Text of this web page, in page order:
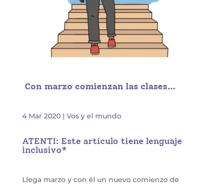
Con marzo comienzan las clases…
4 Mar 2020| Vos y el mundo
ATENTI: Este artículo tiene lenguaje
inclusivo*
Llega marzo y con él un nuevo comienzo de